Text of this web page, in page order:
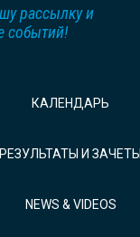
рассылку и
событий!
КАЛЕНДАРЬ
РЕЗУЛЬТАТЫ И ЗАЧЕТЫ
NEWS & VIDEOS